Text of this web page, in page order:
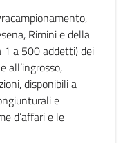
Rimini e della
1 a 500 addetti) dei
all’ingrosso,
disponibili a
e
d’affari e le